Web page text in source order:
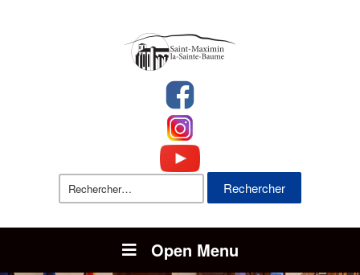
Rechercher :
Open Menu